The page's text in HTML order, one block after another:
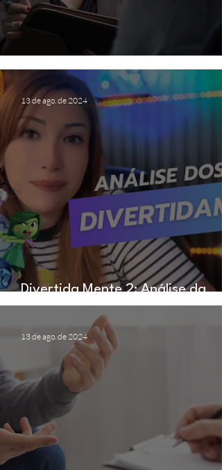
O que é Terapia e Psicóloga?
Divertida Mente 2: Análise da
psicóloga Beatriz brandão
13 de ago. de 2024
13 de ago. de 2024